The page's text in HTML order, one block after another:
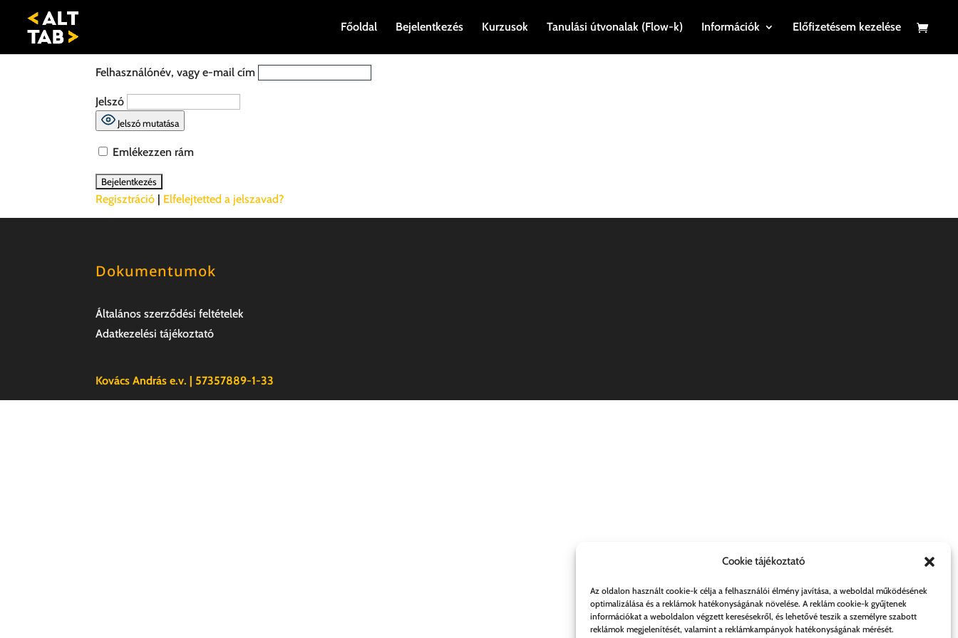
Cookie tájékoztató
Az oldalon használt cookie-k célja a felhasználói élmény javítása, a weboldal működésének
optimalizálása és a reklámok hatékonyságának növelése. A reklám cookie-k gyűjtenek
információkat a weboldalon végzett keresésekről, és lehetővé teszik a személyre szabott
reklámok megjelenítését, valamint a reklámkampányok hatékonyságának mérését.
Főoldal Bejelentkezés Kurzusok Tanulási útvonalak (Flow-k) Információk Előfizetésem kezelése
Felhasználónév, vagy e-mail cím
Jelszó
Jelszó mutatása
Emlékezzen rám
Regisztráció Elfelejtetted a jelszavad?
Dokumentumok
Általános szerződési feltételek
Adatkezelési tájékoztató
Kovács András e.v. | 57357889-1-33